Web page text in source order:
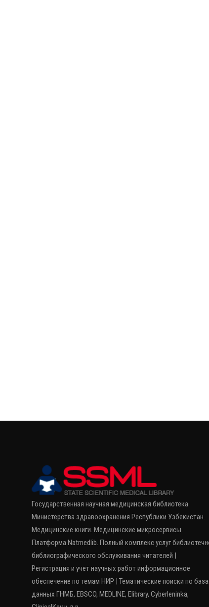
Государственная научная медицинская библиотека
Министерства здравоохранения Республики Узбекистан.
Медицинские книги. Медицинские микросервисы.
Платформа Natmedlib. Полный комплекс услуг
библиографического обслуживания читателей |
Регистрация и учет научных работ информационное
обеспечение по темам НИР | Тематические поиски по
данных ГНМБ, EBSCO, MEDLINE, Elibrary, Cyberleninka,